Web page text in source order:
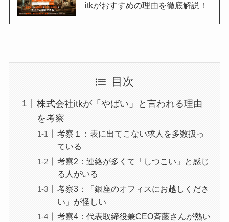
itkがおすすめの理由を徹底解説！
目次
株式会社itkが「やばい」と言われる理由
を考察
考察１：表に出てこない求人を多数扱っ
ている
考察2：連絡が多くて「しつこい」と感じ
る人がいる
考察3：「銀座のオフィスにお越しくださ
い」が怪しい
考察4：代表取締役兼CEO斉藤さんが熱い